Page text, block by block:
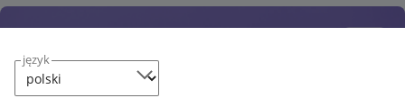
język